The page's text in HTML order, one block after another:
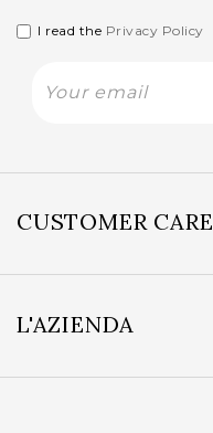
I read the Privacy Policy
CUSTOMER CARE
L'AZIENDA